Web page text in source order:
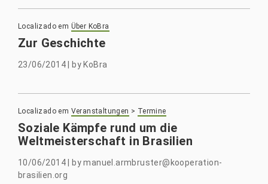
Localizado em Über KoBra
Zur Geschichte
23/06/2014 by KoBra
Localizado em Veranstaltungen > Termine
Soziale Kämpfe rund um die
Weltmeisterschaft in Brasilien
10/06/2014 bymanuel.armbruster@kooperation-
brasilien.org